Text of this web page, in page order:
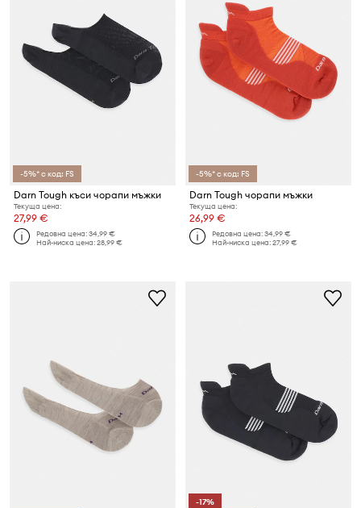
-5%* с код: FS
Darn Tough къси чорапи мъжки
Текуща цена:
27,99 €
Редовна цена:34,99 €
Най-ниска цена:28,99 €
-5%* с код: FS
Darn Tough чорапи мъжки
Текуща цена:
26,99 €
Редовна цена:34,99 €
Най-ниска цена:27,99 €
-17%